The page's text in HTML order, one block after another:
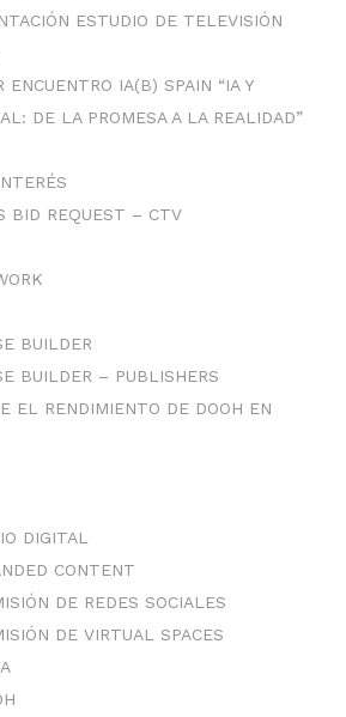
ESTUDIO DE TELEVISIÓN
ENCUENTRO IA(B) SPAIN “IA Y
DE LA PROMESA A LA REALIDAD”
BID REQUEST – CTV
BUILDER
BUILDER – PUBLISHERS
EL RENDIMIENTO DE DOOH EN
DIGITAL
CONTENT
DE REDES SOCIALES
DE VIRTUAL SPACES